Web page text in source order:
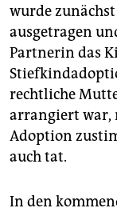
wurde
ausgetragen
Partnerin das
rechtliche
arrangiert war,
Adoption
auch tat.
In den